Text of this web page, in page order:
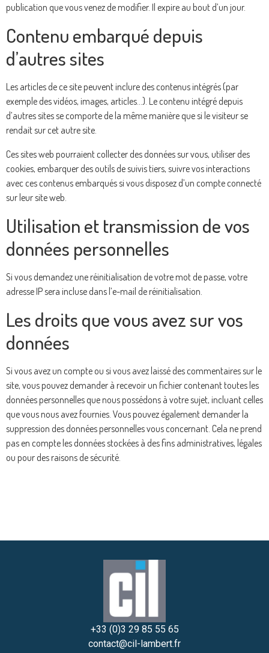
publication que vous venez de modifier. Il expire au bout d’un jour.
Contenu embarqué depuis
d’autres sites
Les articles de ce site peuvent inclure des contenus intégrés (par
exemple des vidéos, images, articles…). Le contenu intégré depuis
d’autres sites se comporte de la même manière que si le visiteur se
rendait sur cet autre site.
Ces sites web pourraient collecter des données sur vous, utiliser des
cookies, embarquer des outils de suivis tiers, suivre vos interactions
avec ces contenus embarqués si vous disposez d’un compte connecté
sur leur site web.
Utilisation et transmission de vos
données personnelles
Si vous demandez une réinitialisation de votre mot de passe, votre
adresse IP sera incluse dans l’e-mail de réinitialisation.
Les droits que vous avez sur vos
données
Si vous avez un compte ou si vous avez laissé des commentaires sur le
site, vous pouvez demander à recevoir un fichier contenant toutes les
données personnelles que nous possédons à votre sujet, incluant celles
que vous nous avez fournies. Vous pouvez également demander la
suppression des données personnelles vous concernant. Cela ne prend
pas en compte les données stockées à des fins administratives, légales
ou pour des raisons de sécurité.
+33 (0)3 29 85 55 65
contact@cil-lambert.fr